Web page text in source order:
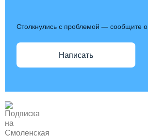
Столкнулись с проблемой — сообщите
Написать